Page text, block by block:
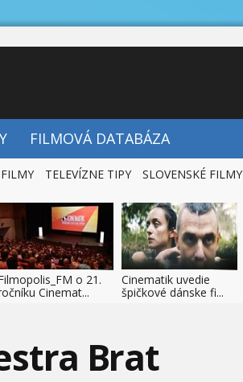
FILMOVÁ DATABÁZA
TELEVÍZNE TIPY SLOVENSKÉ FILMY
o 21.
Cinemat...
Cinematik uvedie
špičkové dánske fi...
Brat